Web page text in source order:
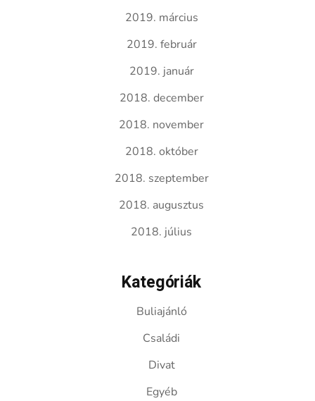
2019. március
2019. február
2019. január
2018. december
2018. november
2018. október
2018. szeptember
2018. augusztus
2018. július
Kategóriák
Buliajánló
Családi
Divat
Egyéb